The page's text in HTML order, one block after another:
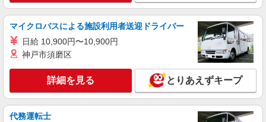
荷物・商品仕分け
時給1160円
≪小山事業場≫ 栃木県栃木市藤岡町都賀2701-
1 （佐川急便 小山営業所内）
詳細を見る
アルバイト パート
SGフィルダー株式会社/W23751-008
マイクロバスによる施設利用者送迎ドライバー
日給 10,900円〜10,900円
神戸市須磨区
詳細を見る とりあえずキープ
代務運転士